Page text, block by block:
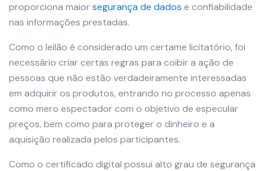
proporciona maiorsegurança de dados e confiabilidade
nas informações prestadas.
Como o leilão é considerado um certame licitatório, foi
necessário criar certas regras para coibir a ação de
pessoas que não estão verdadeiramente interessadas
em adquirir os produtos, entrando no processo apenas
como mero espectador com o objetivo de especular
preços, bem como para proteger o dinheiro e a
aquisição realizada pelos participantes.
Como o certificado digital possui alto grau de segurança